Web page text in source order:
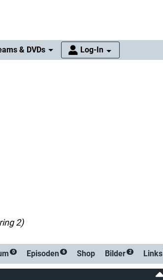
& DVDs Log-In
2)
0 Episoden 6 Shop Bilder 2 Links